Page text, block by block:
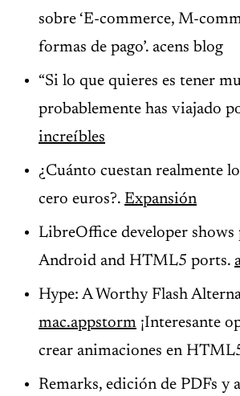
sobre ‘E-commerce, M-
formas de pago’. acens blog
“Si lo que quieres es tener
probablemente has viajado
increíbles
¿Cuánto cuestan realmente
cero euros?. Expansión
LibreOffice developer
Android and HTML5 ports.
Hype: A Worthy Flash
mac.appstorm ¡Interesante
crear animaciones en
Remarks, edición de PDFs y